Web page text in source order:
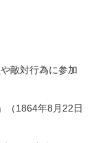
敵対行為に参加
（1864年8月22日